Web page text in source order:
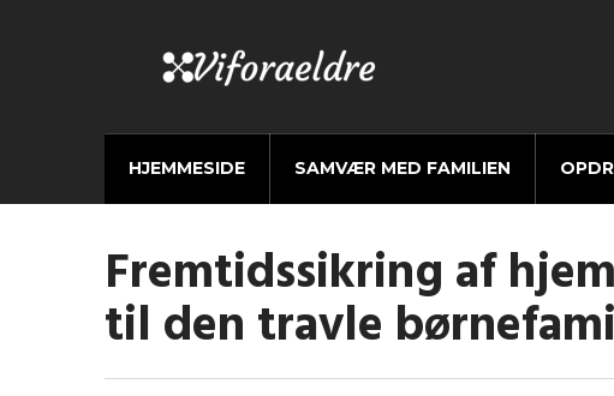
HJEMMESIDE SAMVÆR MED FAMILIEN
Fremtidssikring af
til den travle